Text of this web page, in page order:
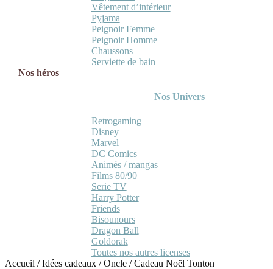
Vêtement d’intérieur
Pyjama
Peignoir Femme
Peignoir Homme
Chaussons
Serviette de bain
Nos héros
Nos Univers
Retrogaming
Disney
Marvel
DC Comics
Animés / mangas
Films 80/90
Serie TV
Harry Potter
Friends
Bisounours
Dragon Ball
Goldorak
Toutes nos autres licenses
Accueil /Idées cadeaux /Oncle /Cadeau Noël Tonton